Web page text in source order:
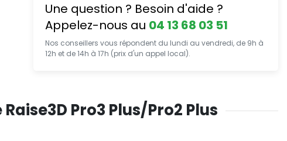
Une question ? Besoin d'aide ?
Appelez-nous au 04 13 68 03 51
Nos conseillers vous répondent du lundi au vendredi, de 9h à
12h et de 14h à 17h (prix d'un appel local).
Pro3 Plus/Pro2 Plus